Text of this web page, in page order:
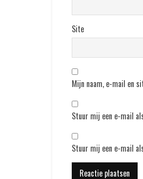
Site
Mijn naam, e-mail en
Stuur mij een e-mail
Stuur mij een e-mail